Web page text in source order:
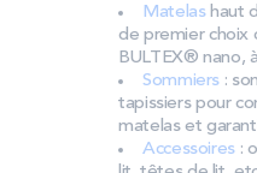
Matelashaut
de premier choix
BULTEX® nano,
Sommiers :
tapissiers pour
matelas et
Accessoires: